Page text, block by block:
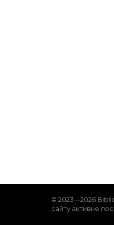
© 2023—2026
сайту активне